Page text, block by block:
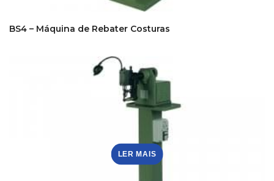
BS4 – Máquina de Rebater Costuras
LER MAIS